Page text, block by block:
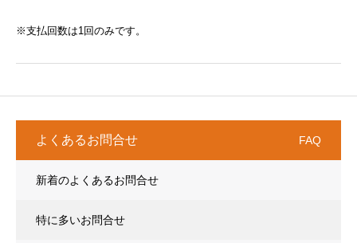
※支払回数は1回のみです。
よくあるお問合せ FAQ
新着のよくあるお問合せ
特に多いお問合せ